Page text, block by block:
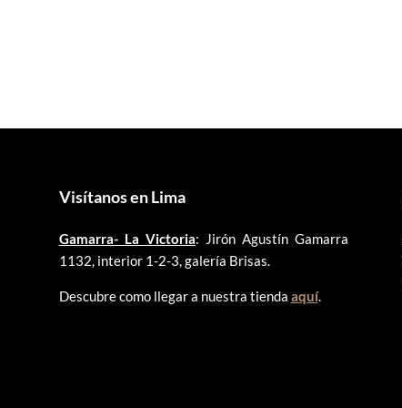
Visítanos en Lima
Gamarra- La Victoria: Jirón Agustín Gamarra
1132, interior 1-2-3, galería Brisas.
Descubre como llegar a nuestra tienda aquí.